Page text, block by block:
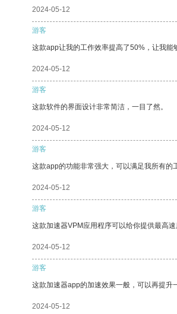
2024-05-12
游客
这款app让我的工作效率提高了50%，让我能
2024-05-12
游客
这款软件的界面设计非常简洁，一目了然。
2024-05-12
游客
这款app的功能非常强大，可以满足我所有的
2024-05-12
游客
这款加速器VPM应用程序可以给你提供最高
2024-05-12
游客
这款加速器app的加速效果一般，可以再提升
2024-05-12